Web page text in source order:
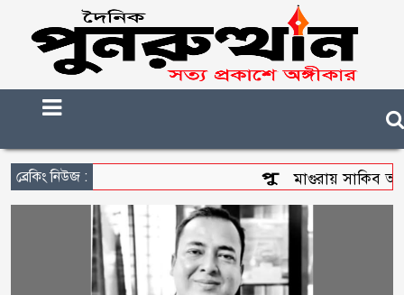
ব্রেকিং নিউজ : মাগুরায় সাকিব আল হাসানের